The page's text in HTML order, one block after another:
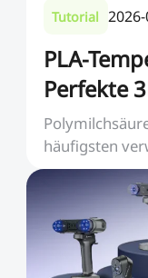
Tutorial
PLA-
Perfekte
häufigsten
da es